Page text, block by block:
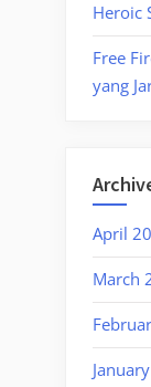
Heroic
Free
yang
April
March